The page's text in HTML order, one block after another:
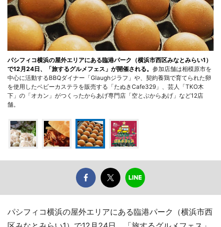
パシフィコ横浜の屋外エリアにある臨港パーク（横浜市西区みなとみらい1）
で12月24日、「旅するグルメフェス」が開催される。 参加店舗は相模原市を
中心に活動するBBQダイナー「Glaughジラフ」や、契約養鶏で育てられた卵
を使用したベビーカステラを販売する「たぬきCafe329」、芸人「TKO木
下」の「オカン」がつくったからあげ専門店「空とぶからあげ」など12店
舗。
パシフィコ横浜の屋外エリアにある臨港パーク（横浜市西